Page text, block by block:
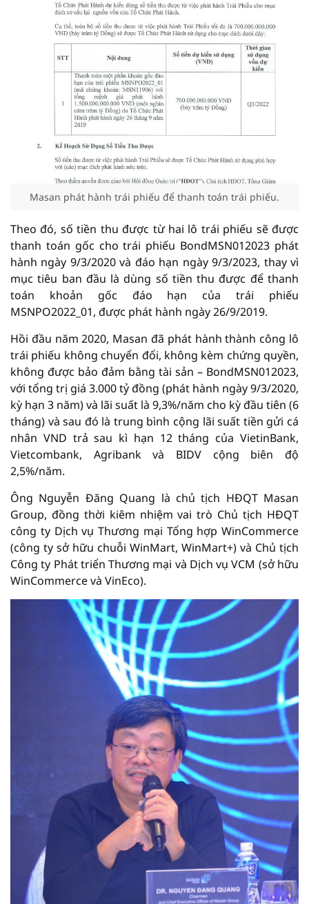
Masan phát hành trái phiếu để thanh toán trái phiếu.
Theo đó, số tiền thu được từ hai lô trái phiếu sẽ được
thanh toán gốc cho trái phiếu BondMSN012023 phát
hành ngày 9/3/2020 và đáo hạn ngày 9/3/2023, thay vì
mục tiêu ban đầu là dùng số tiền thu được để thanh
toán khoản gốc đáo hạn của trái phiếu
MSNPO2022_01, được phát hành ngày 26/9/2019.
Hồi đầu năm 2020, Masan đã phát hành thành công lô
trái phiếu không chuyển đổi, không kèm chứng quyền,
không được bảo đảm bằng tài sản – BondMSN012023,
với tổng trị giá 3.000 tỷ đồng (phát hành ngày 9/3/2020,
kỳ hạn 3 năm) và lãi suất là 9,3%/năm cho kỳ đầu tiên (6
tháng) và sau đó là trung bình cộng lãi suất tiền gửi cá
nhân VND trả sau kì hạn 12 tháng của VietinBank,
Vietcombank, Agribank và BIDV cộng biên độ
2,5%/năm.
Ông Nguyễn Đăng Quang là chủ tịch HĐQT Masan
Group, đồng thời kiêm nhiệm vai trò Chủ tịch HĐQT
công ty Dịch vụ Thương mại Tổng hợp WinCommerce
(công ty sở hữu chuỗi WinMart, WinMart+) và Chủ tịch
Công ty Phát triển Thương mại và Dịch vụ VCM (sở hữu
WinCommerce và VinEco).